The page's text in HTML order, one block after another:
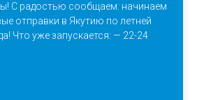
С радостью сообщаем: начинаем
отправки в Якутию по летней
Что уже запускается: — 22-24